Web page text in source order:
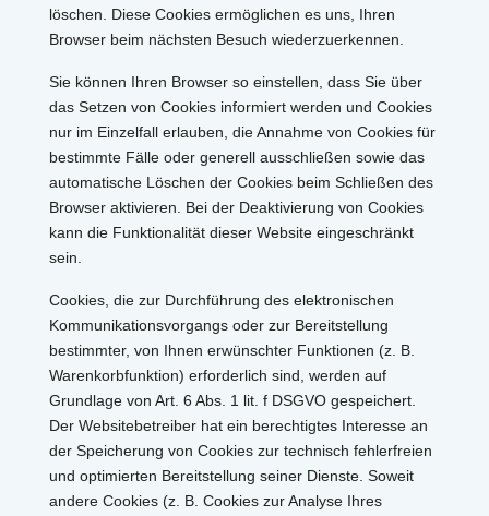
löschen. Diese Cookies ermöglichen es uns, Ihren
Browser beim nächsten Besuch wiederzuerkennen.
Sie können Ihren Browser so einstellen, dass Sie über
das Setzen von Cookies informiert werden und Cookies
nur im Einzelfall erlauben, die Annahme von Cookies für
bestimmte Fälle oder generell ausschließen sowie das
automatische Löschen der Cookies beim Schließen des
Browser aktivieren. Bei der Deaktivierung von Cookies
kann die Funktionalität dieser Website eingeschränkt
sein.
Cookies, die zur Durchführung des elektronischen
Kommunikationsvorgangs oder zur Bereitstellung
bestimmter, von Ihnen erwünschter Funktionen (z. B.
Warenkorbfunktion) erforderlich sind, werden auf
Grundlage von Art. 6 Abs. 1 lit. f DSGVO gespeichert.
Der Websitebetreiber hat ein berechtigtes Interesse an
der Speicherung von Cookies zur technisch fehlerfreien
und optimierten Bereitstellung seiner Dienste. Soweit
andere Cookies (z. B. Cookies zur Analyse Ihres